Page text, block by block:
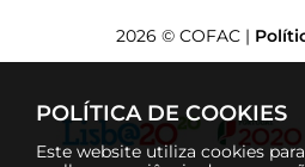
POLÍTICA DE COOKIES
Este website utiliza cookies
2026 © COFAC |